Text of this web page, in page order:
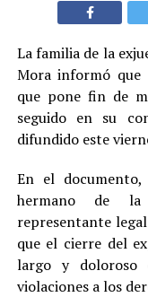
La familia de la
Mora informó que
que pone fin de
seguido en su
difundido este
En el
hermano de la
representante
que el cierre del
largo y doloroso
violaciones a los